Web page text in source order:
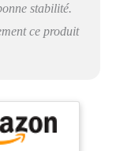
stabilité.
ce produit